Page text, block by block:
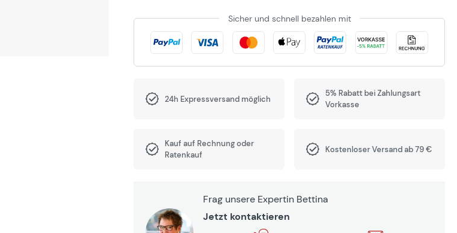
Sicher und schnell bezahlen mit
24h Expressversand möglich
5% Rabatt bei Zahlungsart
Vorkasse
Kauf auf Rechnung oder
Ratenkauf
Kostenloser Versand ab 79 €
Frag unsere Expertin Bettina
Jetzt kontaktieren